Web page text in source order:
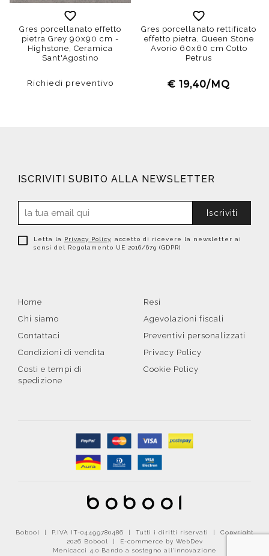
Gres porcellanato effetto
pietra Grey 90x90 cm -
Highstone, Ceramica
Sant'Agostino
Richiedi preventivo
Gres porcellanato rettificato
effetto pietra, Queen Stone
Avorio 60x60 cm Cotto
Petrus
€ 19,40/MQ
ISCRIVITI SUBITO ALLA NEWSLETTER
Iscriviti
Letta la Privacy Policy, accetto di ricevere la newsletter ai
sensi del Regolamento UE 2016/679 (GDPR)
Home
Chi siamo
Contattaci
Condizioni di vendita
Costi e tempi di
spedizione
Resi
Agevolazioni fiscali
Preventivi personalizzati
Privacy Policy
Cookie Policy
Bobool | P.IVA IT-04499780486 | Tutti i diritti riservati | Copyright
2026 Bobool |
E-commerce by WebDev
Menicacci 4.0 Bando a sostegno all'innovazione